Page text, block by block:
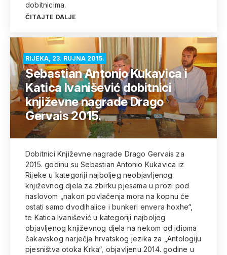
dobitnicima.
ČITAJTE DALJE
RIJEKA, 23. RUJNA 2015.
Sebastian Antonio Kukavica i
Katica Ivanišević dobitnici
književne nagrade Drago
Gervais 2015.
Dobitnici Književne nagrade Drago Gervais za
2015. godinu su Sebastian Antonio Kukavica iz
Rijeke u kategoriji najboljeg neobjavljenog
književnog djela za zbirku pjesama u prozi pod
naslovom „nakon povlačenja mora na kopnu će
ostati samo dvodihalice i bunkeri envera hoxhe“,
te Katica Ivanišević u kategoriji najboljeg
objavljenog književnog djela na nekom od idioma
čakavskog narječja hrvatskog jezika za „Antologiju
pjesništva otoka Krka“, objavljenu 2014. godine u